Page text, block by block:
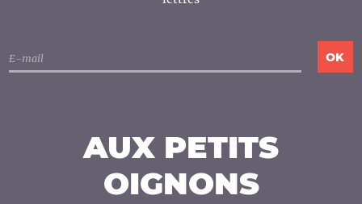
AUX PETITS
OIGNONS